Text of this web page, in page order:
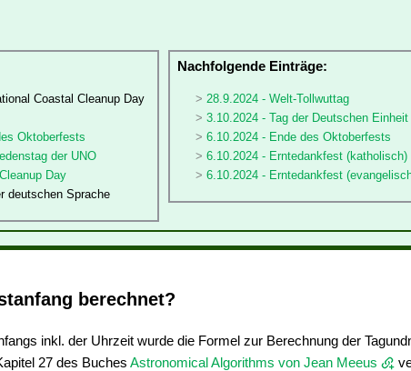
Coastal Cleanup Day
Oktoberfests
der UNO
Day
deutschen Sprache
Nachfolgende Einträge:
28.9.2024 - Welt-Tollwuttag
3.10.2024 - Tag der Deutschen Einheit
6.10.2024 - Ende des Oktoberfests
6.10.2024 - Erntedankfest (katholisch)
6.10.2024 - Erntedankfest
berechnet?
inkl. der Uhrzeit wurde die Formel zur Berechnung der
27 des Buches Astronomical Algorithms von Jean Meeus